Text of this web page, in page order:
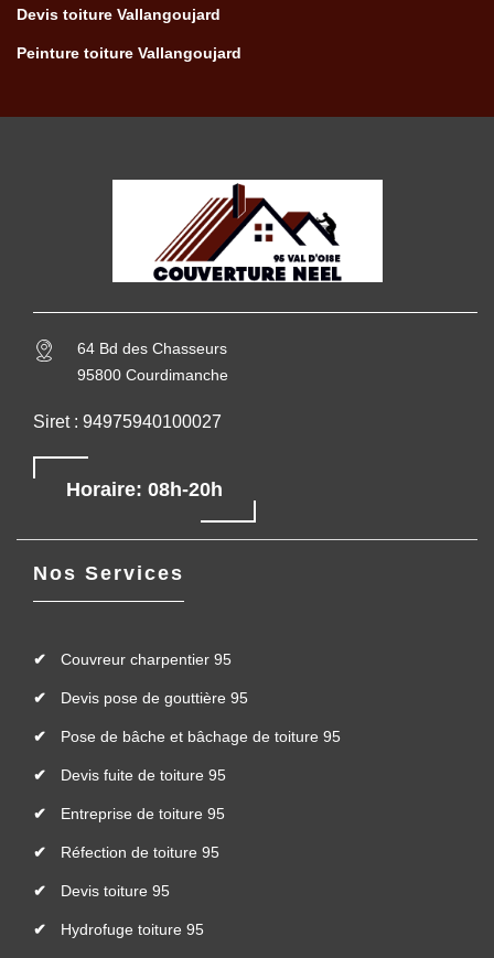
Devis toiture Vallangoujard
Peinture toiture Vallangoujard
64 Bd des Chasseurs
95800 Courdimanche
Siret : 94975940100027
Horaire: 08h-20h
Nos Services
Couvreur charpentier 95
Devis pose de gouttière 95
Pose de bâche et bâchage de toiture 95
Devis fuite de toiture 95
Entreprise de toiture 95
Réfection de toiture 95
Devis toiture 95
Hydrofuge toiture 95